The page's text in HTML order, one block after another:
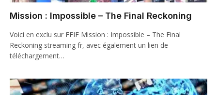
Mission : Impossible – The Final Reckoning
Voici en exclu sur FFIF Mission : Impossible – The Final
Reckoning streaming fr, avec également un lien de
téléchargement…